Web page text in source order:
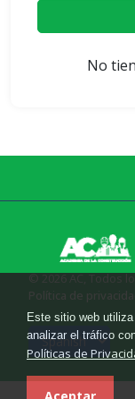
Este sitio web
analizar el tráfico
Políticas de
No
© 2026 AC, Todos
Política de